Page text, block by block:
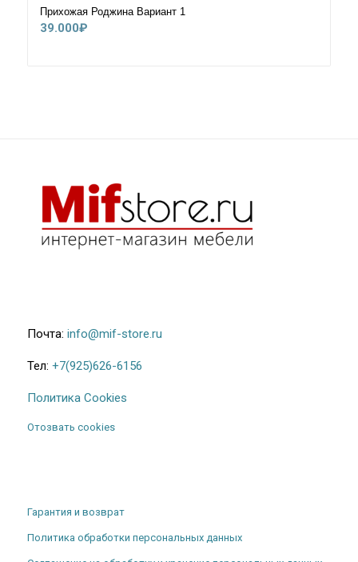
Прихожая Роджина Вариант 1
39.000₽
Почта: info@mif-store.ru
Тел: +7(925)626-6156
Политика Cookies
Отозвать cookies
Гарантия и возврат
Политика обработки персональных данных